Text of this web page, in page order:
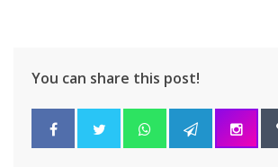
You can share this post!